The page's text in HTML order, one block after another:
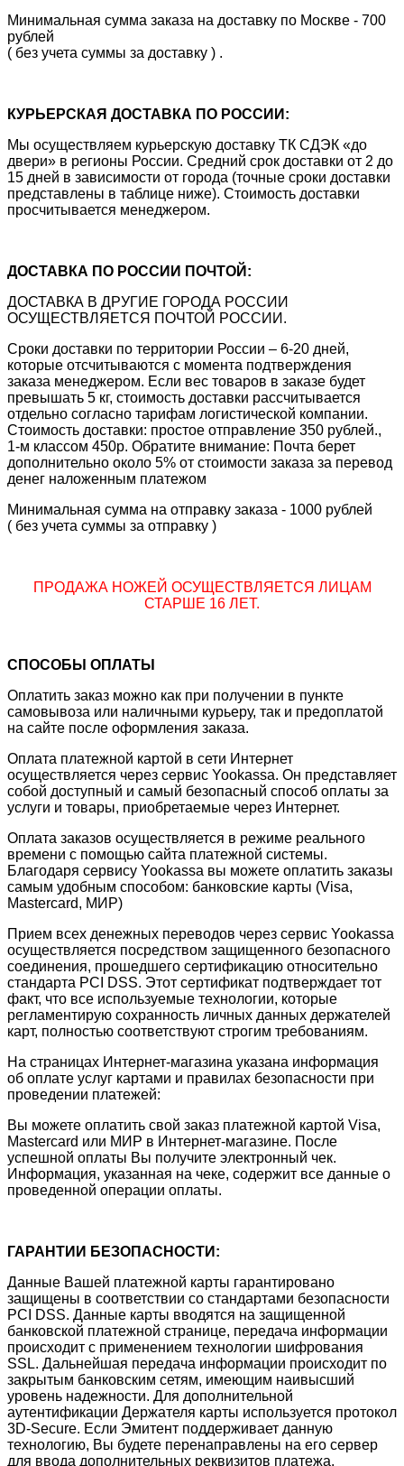
Минимальная сумма заказа на доставку по Москве - 700
рублей
( без учета суммы за доставку ) .
КУРЬЕРСКАЯ ДОСТАВКА ПО РОССИИ:
Мы осуществляем курьерскую доставку ТК СДЭК «до
двери» в регионы России. Средний срок доставки от 2 до
15 дней в зависимости от города (точные сроки доставки
представлены в таблице ниже). Стоимость доставки
просчитывается менеджером.
ДОСТАВКА ПО РОССИИ ПОЧТОЙ:
ДОСТАВКА В ДРУГИЕ ГОРОДА РОССИИ
ОСУЩЕСТВЛЯЕТСЯ ПОЧТОЙ РОССИИ.
Сроки доставки по территории России – 6-20 дней,
которые отсчитываются с момента подтверждения
заказа менеджером. Если вес товаров в заказе будет
превышать 5 кг, стоимость доставки рассчитывается
отдельно согласно тарифам логистической компании.
Стоимость доставки: простое отправление 350 рублей.,
1-м классом 450р. Обратите внимание: Почта берет
дополнительно около 5% от стоимости заказа за перевод
денег наложенным платежом
Минимальная сумма на отправку заказа - 1000 рублей
( без учета суммы за отправку )
ПРОДАЖА НОЖЕЙ ОСУЩЕСТВЛЯЕТСЯ ЛИЦАМ
СТАРШЕ 16 ЛЕТ.
СПОСОБЫ ОПЛАТЫ
Оплатить заказ можно как при получении в пункте
самовывоза или наличными курьеру, так и предоплатой
на сайте после оформления заказа.
Оплата платежной картой в сети Интернет
осуществляется через сервис Yookassa. Он представляет
собой доступный и самый безопасный способ оплаты за
услуги и товары, приобретаемые через Интернет.
Оплата заказов осуществляется в режиме реального
времени с помощью сайта платежной системы.
Благодаря сервису Yookassa вы можете оплатить заказы
самым удобным способом: банковские карты (Visa,
Mastercard, МИР)
Прием всех денежных переводов через сервис Yookassa
осуществляется посредством защищенного безопасного
соединения, прошедшего сертификацию относительно
стандарта PCI DSS. Этот сертификат подтверждает тот
факт, что все используемые технологии, которые
регламентирую сохранность личных данных держателей
карт, полностью соответствуют строгим требованиям.
На страницах Интернет-магазина указана информация
об оплате услуг картами и правилах безопасности при
проведении платежей:
Вы можете оплатить свой заказ платежной картой Visa,
Mastercard или МИР в Интернет-магазине. После
успешной оплаты Вы получите электронный чек.
Информация, указанная на чеке, содержит все данные о
проведенной операции оплаты.
ГАРАНТИИ БЕЗОПАСНОСТИ:
Данные Вашей платежной карты гарантировано
защищены в соответствии со стандартами безопасности
PCI DSS. Данные карты вводятся на защищенной
банковской платежной странице, передача информации
происходит с применением технологии шифрования
SSL. Дальнейшая передача информации происходит по
закрытым банковским сетям, имеющим наивысший
уровень надежности. Для дополнительной
аутентификации Держателя карты используется протокол
3D-Secure. Если Эмитент поддерживает данную
технологию, Вы будете перенаправлены на его сервер
для ввода дополнительных реквизитов платежа.